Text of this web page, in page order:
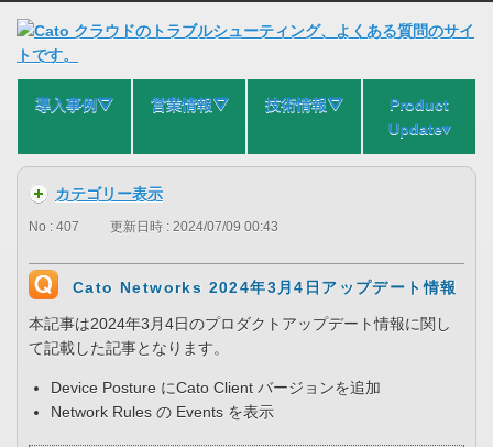
導入事例⛛ 営業情報⛛ 技術情報⛛
Product
Update▾
カテゴリー表示
No : 407 更新日時 : 2024/07/09 00:43
Cato Networks 2024年3月4日アップデート情報
本記事は2024年3月4日のプロダクトアップデート情報に関し
て記載した記事となります。
Device Posture にCato Client バージョンを追加
Network Rules の Events を表示